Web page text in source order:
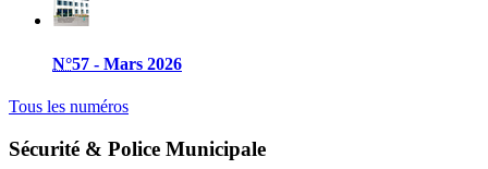
N°57 - Mars 2026
Tous les numéros
Sécurité & Police Municipale